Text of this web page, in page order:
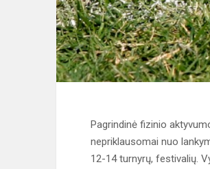
Pagrindinė fizinio
nepriklausomai nuo
12-14 turnyrų, festivalių.